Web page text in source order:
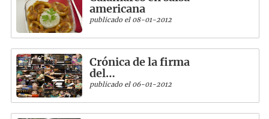
americana
publicado el 08-01-2012
Crónica de la firma
del…
publicado el 06-01-2012